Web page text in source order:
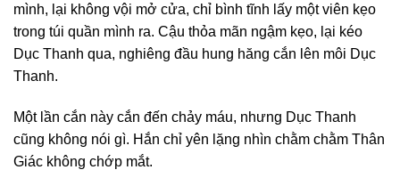
mình, lại không vội mở cửa, chỉ bình tĩnh lấy một viên kẹo
trong túi quần mình ra. Cậu thỏa mãn ngậm kẹo, lại kéo
Dục Thanh qua, nghiêng đầu hung hăng cắn lên môi Dục
Thanh.
Một lần cắn này cắn đến chảy máu, nhưng Dục Thanh
cũng không nói gì. Hắn chỉ yên lặng nhìn chằm chằm Thân
Giác không chớp mắt.